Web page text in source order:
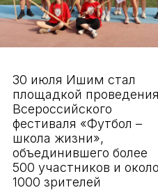
30 июля Ишим стал
площадкой проведения
Всероссийского
фестиваля «Футбол –
школа жизни»,
объединившего более
500 участников и около
1000 зрителей